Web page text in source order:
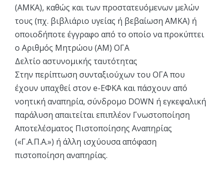
(ΑΜΚΑ), καθώς και των προστατευόμενων μελών
τους (πχ. βιβλιάριο υγείας ή βεβαίωση ΑΜΚΑ) ή
οποιοδήποτε έγγραφο από το οποίο να προκύπτει
ο Αριθμός Μητρώου (ΑΜ) ΟΓΑ
Δελτίο αστυνομικής ταυτότητας
Στην περίπτωση συνταξιούχων του ΟΓΑ που
έχουν υπαχθεί στον e-ΕΦΚΑ και πάσχουν από
νοητική αναπηρία, σύνδρομο DOWN ή εγκεφαλική
παράλυση απαιτείται επιπλέον Γνωστοποίηση
Αποτελέσματος Πιστοποίησης Αναπηρίας
(«Γ.Α.Π.Α.») ή άλλη ισχύουσα απόφαση
πιστοποίηση αναπηρίας.